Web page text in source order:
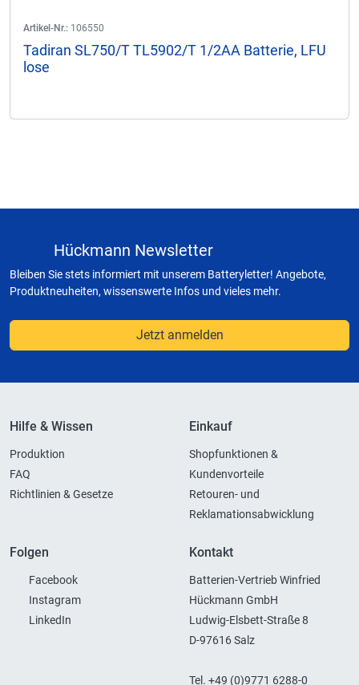
Artikel-Nr.: 106550
Tadiran SL750/T TL5902/T 1/2AA Batterie, LFU
lose
Hückmann Newsletter
Bleiben Sie stets informiert mit unserem Batteryletter! Angebote,
Produktneuheiten, wissenswerte Infos und vieles mehr.
Jetzt anmelden
Hilfe & Wissen
Produktion
FAQ
Richtlinien & Gesetze
Einkauf
Shopfunktionen &
Kundenvorteile
Retouren- und
Reklamationsabwicklung
Folgen
Facebook
Instagram
LinkedIn
Kontakt
Batterien-Vertrieb Winfried
Hückmann GmbH
Ludwig-Elsbett-Straße 8
D-97616 Salz
Tel. +49 (0)9771 6288-0